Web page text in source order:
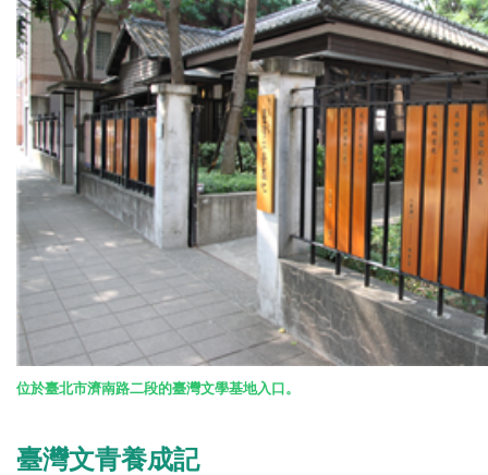
位於臺北市濟南路二段的臺灣文學基地入口。
臺灣文青養成記